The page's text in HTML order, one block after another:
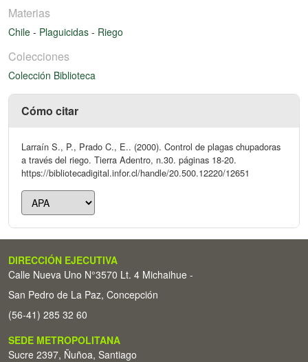
Materias
Chile - Plaguicidas - Riego
Colecciones
Colección Biblioteca
Cómo citar
Larraín S., P., Prado C., E.. (2000). Control de plagas chupadoras
a través del riego. Tierra Adentro, n.30. páginas 18-20.
https://bibliotecadigital.infor.cl/handle/20.500.12220/12651
DIRECCIÓN EJECUTIVA
Calle Nueva Uno N°3570 Lt. 4 Michaihue -
San Pedro de La Paz, Concepción
(56-41) 285 32 60
SEDE METROPOLITANA
Sucre 2397, Ñuñoa, Santiago